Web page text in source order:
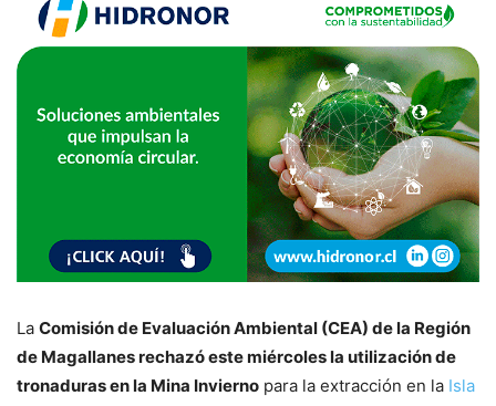
La Comisión de Evaluación Ambiental (CEA) de la Región
de Magallanes rechazó este miércoles la utilización de
tronaduras en la Mina Invierno para la extracción en la Isla